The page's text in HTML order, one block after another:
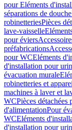
pour Eléments
séparations de douche
robinetteriesPièces
lave-vaisselle
pour éviers
préfabrications
pour WCEléments
d'installation pour
évacuation murale
robinetteries et
machines à laver et
WCPièces
d'alimentationPour
WCEléments
d'installation pour